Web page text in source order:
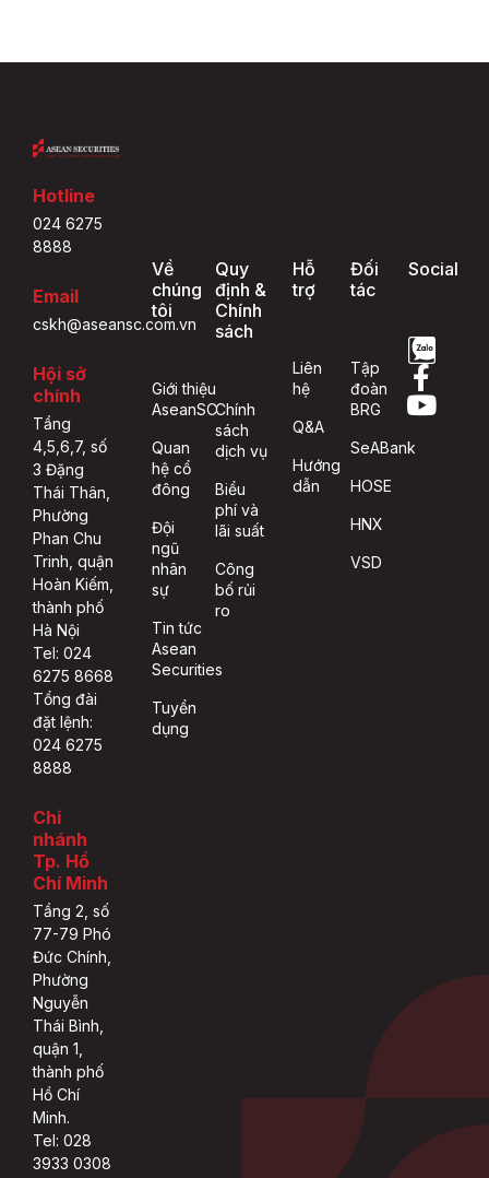
Hotline
024 6275
8888
Email
cskh@aseansc.com.vn
Hội sở
chính
Tầng
4,5,6,7, số
3 Đặng
Thái Thân,
Phường
Phan Chu
Trinh, quận
Hoàn Kiếm,
thành phố
Hà Nội
Tel: 024
6275 8668
Tổng đài
đặt lệnh:
024 6275
8888
Chi
nhánh
Tp. Hồ
Chí Minh
Tầng 2, số
77-79 Phó
Đức Chính,
Phường
Nguyễn
Thái Bình,
quận 1,
thành phố
Hồ Chí
Minh.
Tel: 028
3933 0308
Về
chúng
tôi
Giới thiệu
AseanSC
Quan
hệ cổ
đông
Đội
ngũ
nhân
sự
Tin tức
Asean
Securities
Tuyển
dụng
Quy
định &
Chính
sách
Chính
sách
dịch vụ
Biểu
phí và
lãi suất
Công
bố rủi
ro
Hỗ
trợ
Liên
hệ
Q&A
Hướng
dẫn
Đối
tác
Tập
đoàn
BRG
SeABank
HOSE
HNX
VSD
Social